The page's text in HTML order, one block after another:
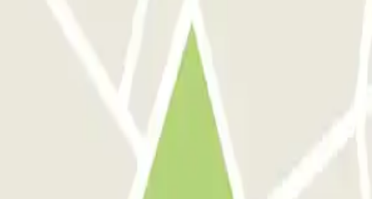
aggiornato su sconti, concorsi e tante altre
ricevere comunicazioni commerciali da Parclick. Senza alcun impegno, potrai